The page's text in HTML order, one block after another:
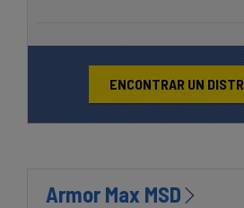
ENCONTRAR UN
Armor Max MSD